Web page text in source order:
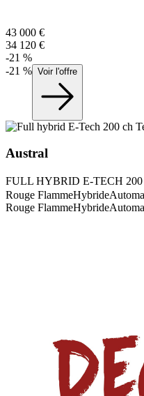
43 000 €
34 120 €
-21 %
-21 % Voir l'offre
Austral
FULL HYBRID E-TECH
Rouge FlammeHybride
Rouge FlammeHybride